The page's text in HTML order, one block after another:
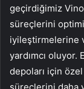
geçirdiğimiz
süreçlerini
iyileştirmelerine
yardımcı oluyor.
depoları için